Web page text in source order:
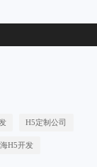
H5定制公司
海H5开发